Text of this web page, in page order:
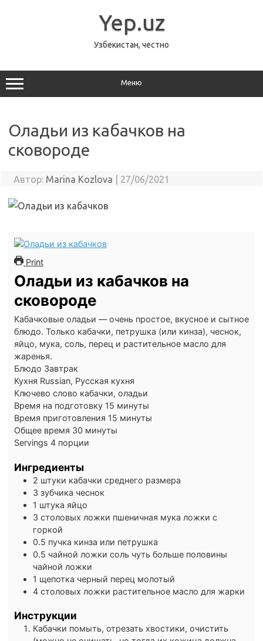
Yep.uz
Узбекистан, честно
Меню
Оладьи из кабачков на
сковороде
Автор: Marina Kozlova 27/06/2021
Print
Оладьи из кабачков на
сковороде
Кабачковые оладьи — очень простое, вкусное и сытное
блюдо. Только кабачки, петрушка (или кинза), чеснок,
яйцо, мука, соль, перец и растительное масло для
жаренья.
Блюдо Завтрак
Кухня Russian, Русская кухня
Ключево слово кабачки, оладьи
Время на подготовку 15 минуты
минуты
Время приготовления 15 минуты
минуты
Общее время 30 минуты
минуты
Servings 4 порции
Ингредиенты
2 штуки кабачки среднего размера
3 зубчика чеснок
1 штука яйцо
3 столовых ложки пшеничная мука ложки с
горкой
0.5 пучка кинза или петрушка
0.5 чайной ложки соль чуть больше половины
чайной ложки
1 щепотка черный перец молотый
4 столовых ложки растительное масло для жарки
Инструкции
Кабачки помыть, отрезать хвостики, очистить